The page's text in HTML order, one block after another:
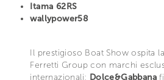
Itama 62RS
wallypower58
Il prestigioso Boat Show ospita
Ferretti Group con marchi
internazionali: Dolce&Gabbana